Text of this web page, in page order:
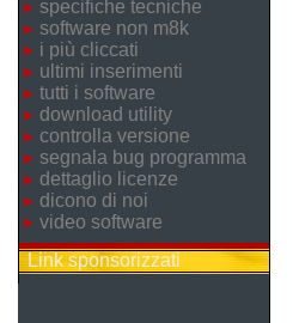
specifiche tecniche
software non m8k
i più cliccati
ultimi inserimenti
tutti i software
download utility
controlla versione
segnala bug programma
dettaglio licenze
dicono di noi
video software
Link sponsorizzati